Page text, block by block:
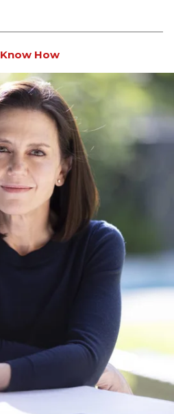
Know How